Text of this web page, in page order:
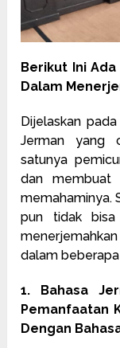
Berikut Ini
Dalam
Dijelaskan
Jerman yang
satunya
dan membuat
memahaminya.
pun tidak bisa
dalam
1. Bahasa
Pemanfaatan
Dengan